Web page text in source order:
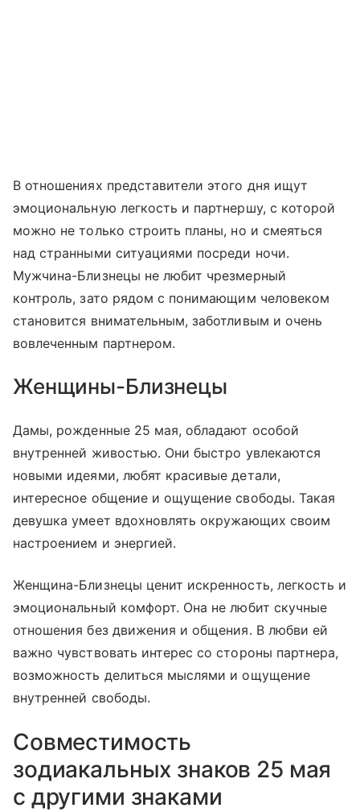
В отношениях представители этого дня ищут
эмоциональную легкость и партнершу, с которой
можно не только строить планы, но и смеяться
над странными ситуациями посреди ночи.
Мужчина-Близнецы не любит чрезмерный
контроль, зато рядом с понимающим человеком
становится внимательным, заботливым и очень
вовлеченным партнером.
Женщины-Близнецы
Дамы, рожденные 25 мая, обладают особой
внутренней живостью. Они быстро увлекаются
новыми идеями, любят красивые детали,
интересное общение и ощущение свободы. Такая
девушка умеет вдохновлять окружающих своим
настроением и энергией.
Женщина-Близнецы ценит искренность, легкость и
эмоциональный комфорт. Она не любит скучные
отношения без движения и общения. В любви ей
важно чувствовать интерес со стороны партнера,
возможность делиться мыслями и ощущение
внутренней свободы.
Совместимость
зодиакальных знаков 25 мая
с другими знаками